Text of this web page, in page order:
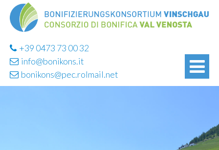
+39 0473 73 00 32
info@bonikons.it
bonikons@pec.rolmail.net